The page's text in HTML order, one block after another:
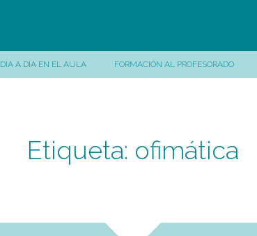
DÍA A DÍA EN EL AULA FORMACIÓN AL PROFESORADO
Etiqueta: ofimática